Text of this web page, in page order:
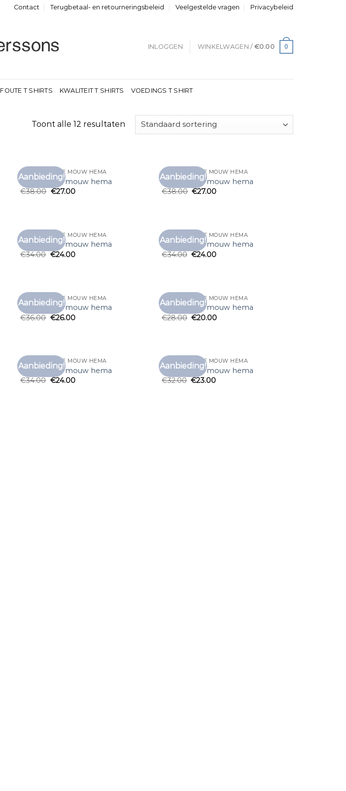
Contact Terugbetaal- en retourneringsbeleid Veelgestelde vragen Privacybeleid
INLOGGEN WINKELWAGEN / €0.00 0
FOUTE T SHIRTS KWALITEIT T SHIRTS VOEDINGS T SHIRT
Toont alle 12 resultaten
Aanbieding!
T SHIRT LANGE MOUW HEMA
t shirt lange mouw hema
€38.00 €27.00
Aanbieding!
T SHIRT LANGE MOUW HEMA
t shirt lange mouw hema
€38.00 €27.00
Aanbieding!
T SHIRT LANGE MOUW HEMA
t shirt lange mouw hema
€34.00 €24.00
Aanbieding!
T SHIRT LANGE MOUW HEMA
t shirt lange mouw hema
€34.00 €24.00
Aanbieding!
T SHIRT LANGE MOUW HEMA
t shirt lange mouw hema
€36.00 €26.00
Aanbieding!
T SHIRT LANGE MOUW HEMA
t shirt lange mouw hema
€28.00 €20.00
Aanbieding!
T SHIRT LANGE MOUW HEMA
t shirt lange mouw hema
€34.00 €24.00
Aanbieding!
T SHIRT LANGE MOUW HEMA
t shirt lange mouw hema
€32.00 €23.00